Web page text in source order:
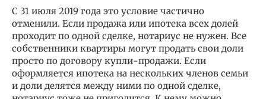
С 31 июля 2019 года это условие частично
отменили. Если продажа или ипотека всех долей
проходит по одной сделке, нотариус не нужен. Все
собственники квартиры могут продать свои доли
просто по договору купли-продажи. Если
оформляется ипотека на нескольких членов семьи
и доли делятся между ними по одной сделке,